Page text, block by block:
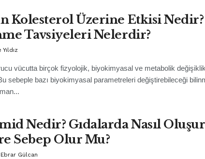
Kolesterol Üzerine Etkisi Nedir?
Tavsiyeleri Nelerdir?
vücutta birçok fizyolojik, biyokimyasal ve metabolik
sebeple bazı biyokimyasal parametreleri değiştirebileceği
Nedir? Gıdalarda Nasıl
Sebep Olur Mu?
Gülcan